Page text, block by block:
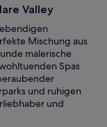
Valley
Mischung aus
malerische
Spas
und ruhigen
und